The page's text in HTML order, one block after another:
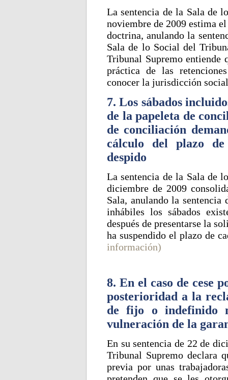
La sentencia de la Sala de
noviembre de 2009 estima
doctrina, anulando la
Sala de lo Social del
Tribunal Supremo entiende
práctica de las
conocer la jurisdicción
7. Los sábados
de la papeleta de
de conciliación
cálculo del plazo
despido
La sentencia de la Sala de
diciembre de 2009
Sala, anulando la sentencia
inhábiles los sábados
después de presentarse la
ha suspendido el plazo de
información)
8. En el caso de cese
posterioridad a la
de fijo o indefinido
vulneración de la
En su sentencia de 22 de
Tribunal Supremo declara
previa por unas